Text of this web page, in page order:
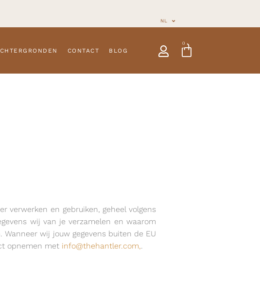
NL
CONTACT BLOG
0
verwerken en gebruiken, geheel volgens
wij van je verzamelen en waarom
wij jouw gegevens buiten de EU
opnemen met info@thehantler.com,.